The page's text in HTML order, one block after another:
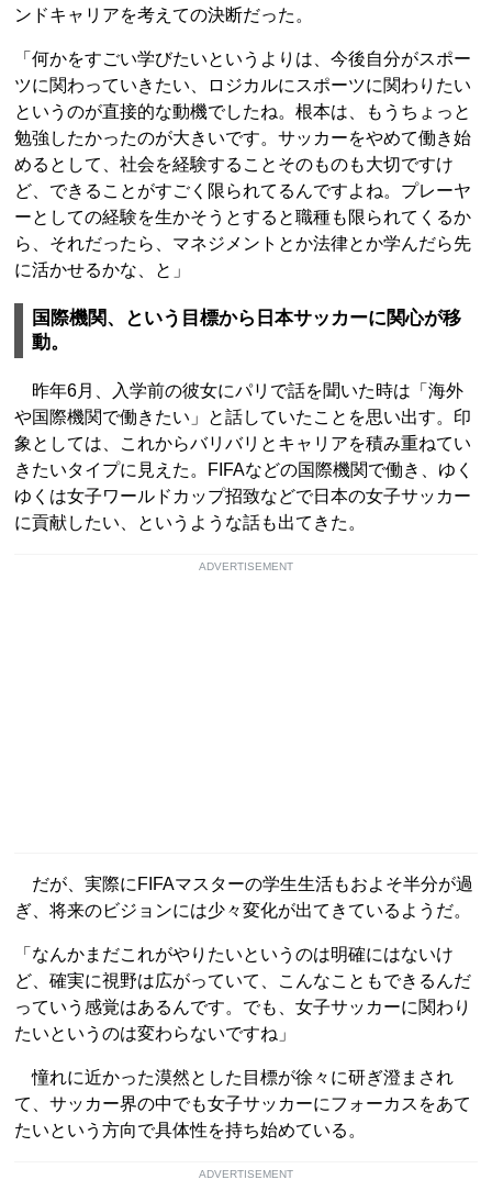
ンドキャリアを考えての決断だった。
「何かをすごい学びたいというよりは、今後自分がスポー
ツに関わっていきたい、ロジカルにスポーツに関わりたい
というのが直接的な動機でしたね。根本は、もうちょっと
勉強したかったのが大きいです。サッカーをやめて働き始
めるとして、社会を経験することそのものも大切ですけ
ど、できることがすごく限られてるんですよね。プレーヤ
ーとしての経験を生かそうとすると職種も限られてくるか
ら、それだったら、マネジメントとか法律とか学んだら先
に活かせるかな、と」
国際機関、という目標から日本サッカーに関心が移
動。
昨年6月、入学前の彼女にパリで話を聞いた時は「海外
や国際機関で働きたい」と話していたことを思い出す。印
象としては、これからバリバリとキャリアを積み重ねてい
きたいタイプに見えた。FIFAなどの国際機関で働き、ゆく
ゆくは女子ワールドカップ招致などで日本の女子サッカー
に貢献したい、というような話も出てきた。
ADVERTISEMENT
だが、実際にFIFAマスターの学生生活もおよそ半分が過
ぎ、将来のビジョンには少々変化が出てきているようだ。
「なんかまだこれがやりたいというのは明確にはないけ
ど、確実に視野は広がっていて、こんなこともできるんだ
っていう感覚はあるんです。でも、女子サッカーに関わり
たいというのは変わらないですね」
憧れに近かった漠然とした目標が徐々に研ぎ澄まされ
て、サッカー界の中でも女子サッカーにフォーカスをあて
たいという方向で具体性を持ち始めている。
ADVERTISEMENT